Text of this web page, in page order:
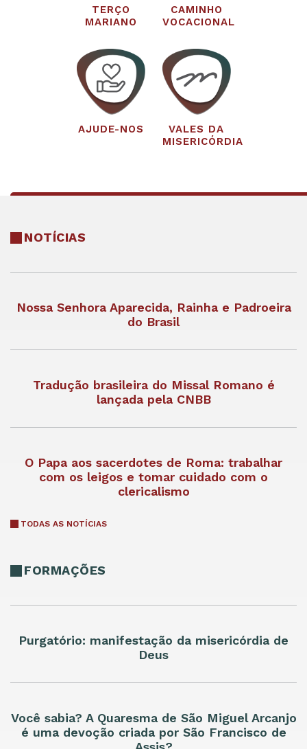
TERÇO
MARIANO
CAMINHO
VOCACIONAL
AJUDE-NOS
VALES DA
MISERICÓRDIA
NOTÍCIAS
Nossa Senhora Aparecida, Rainha e Padroeira
do Brasil
Tradução brasileira do Missal Romano é
lançada pela CNBB
O Papa aos sacerdotes de Roma: trabalhar
com os leigos e tomar cuidado com o
clericalismo
TODAS AS NOTÍCIAS
FORMAÇÕES
Purgatório: manifestação da misericórdia de
Deus
Você sabia? A Quaresma de São Miguel Arcanjo
é uma devoção criada por São Francisco de